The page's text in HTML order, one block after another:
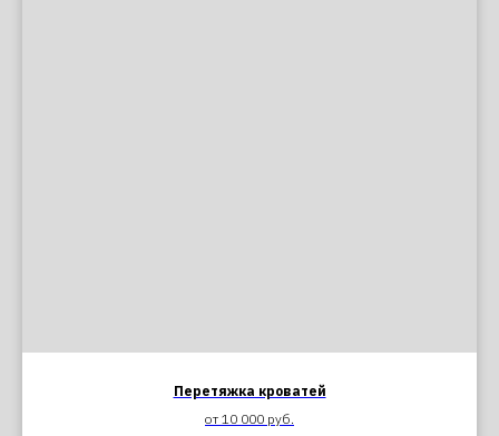
Перетяжка кроватей
от 10 000 руб.